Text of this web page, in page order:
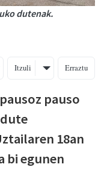
dutenak.
Itzuli Erraztu
pauso
18an
bi egunen